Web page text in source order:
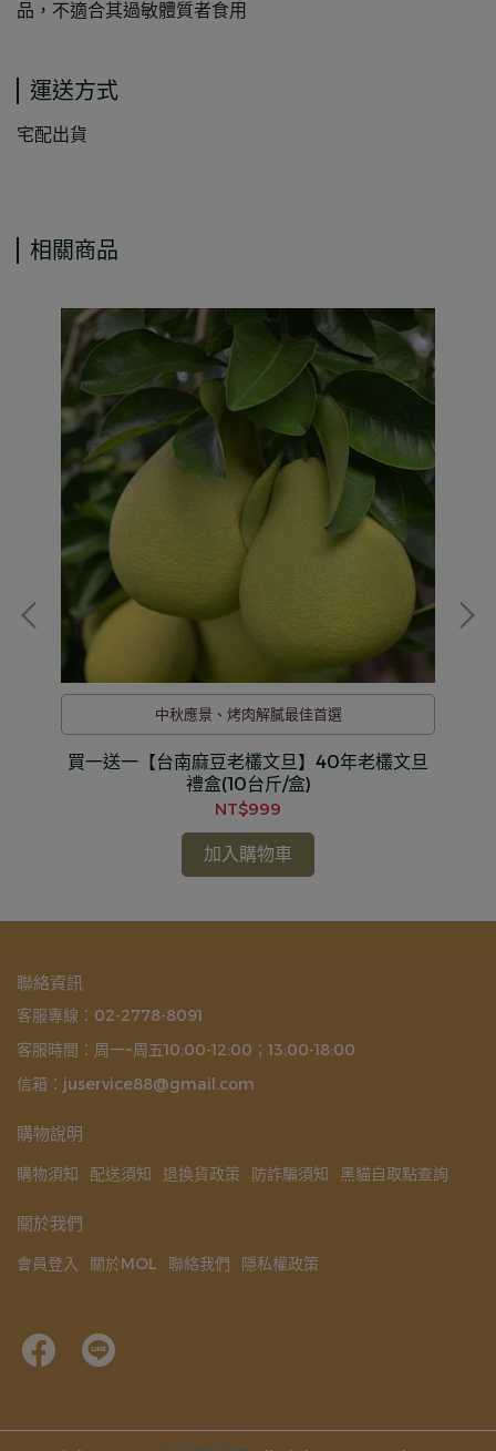
品，不適合其過敏體質者食用
運送方式
宅配出貨
相關商品
中秋應景、烤肉解膩最佳首選
買一送一【台南麻豆老欉文旦】40年老欉文旦
禮盒(10台斤/盒)
NT$999
加入購物車
聯絡資訊
客服專線：02-2778-8091
客服時間：周一~周五10:00-12:00；13:00-18:00
信箱：juservice88@gmail.com
購物說明
購物須知 配送須知 退換貨政策 防詐騙須知 黑貓自取點查詢
關於我們
會員登入 關於MOL 聯絡我們 隱私權政策